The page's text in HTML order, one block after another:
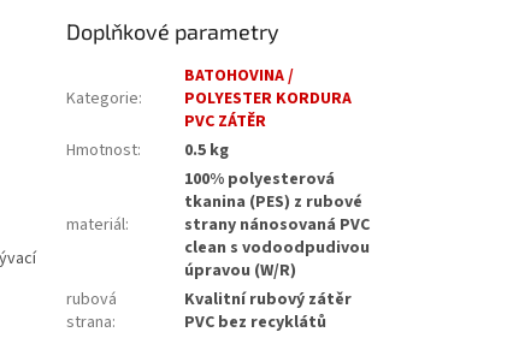
Doplňkové parametry
Kategorie:
BATOHOVINA /
POLYESTER KORDURA
PVC ZÁTĚR
Hmotnost: 0.5 kg
materiál:
100% polyesterová
tkanina (PES) z rubové
strany nánosovaná PVC
clean s vodoodpudivou
úpravou (W/R)
rubová
strana:
Kvalitní rubový zátěr
PVC bez recyklátů